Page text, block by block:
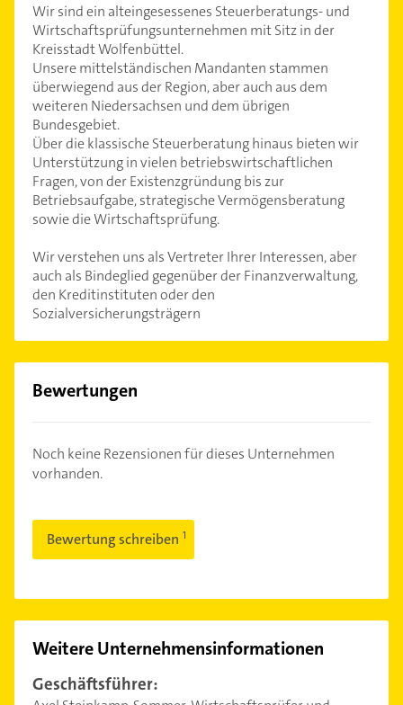
Wir sind ein alteingesessenes Steuerberatungs- und
Wirtschaftsprüfungsunternehmen mit Sitz in der
Kreisstadt Wolfenbüttel.
Unsere mittelständischen Mandanten stammen
überwiegend aus der Region, aber auch aus dem
weiteren Niedersachsen und dem übrigen
Bundesgebiet.
Über die klassische Steuerberatung hinaus bieten wir
Unterstützung in vielen betriebswirtschaftlichen
Fragen, von der Existenzgründung bis zur
Betriebsaufgabe, strategische Vermögensberatung
sowie die Wirtschaftsprüfung.
Wir verstehen uns als Vertreter Ihrer Interessen, aber
auch als Bindeglied gegenüber der Finanzverwaltung,
den Kreditinstituten oder den
Sozialversicherungsträgern
Bewertungen
Noch keine Rezensionen für dieses Unternehmen
vorhanden.
Bewertung schreiben
Weitere Unternehmensinformationen
Geschäftsführer: